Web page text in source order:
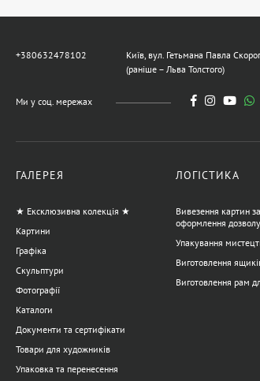
+380632478102
Київ, вул. Гетьмана Павла
(раніше – Льва Толстого)
Ми у соц. мережах
ГАЛЕРЕЯ
★ Ексклюзивна колекція ★
Картини
Графіка
Скульптури
Фотографії
Каталоги
Документи та сертифікати
Товари для художників
Упаковка та перенесення
ЛОГІСТИКА
Вивезення картин
оформлення дозволу
Упакування
Виготовлення
Виготовлення рам